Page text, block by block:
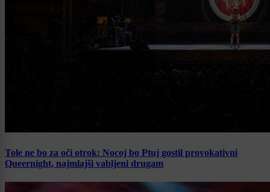
Tole ne bo za oči otrok: Nocoj bo Ptuj gostil provokativni
Queernight, najmlajši vabljeni drugam